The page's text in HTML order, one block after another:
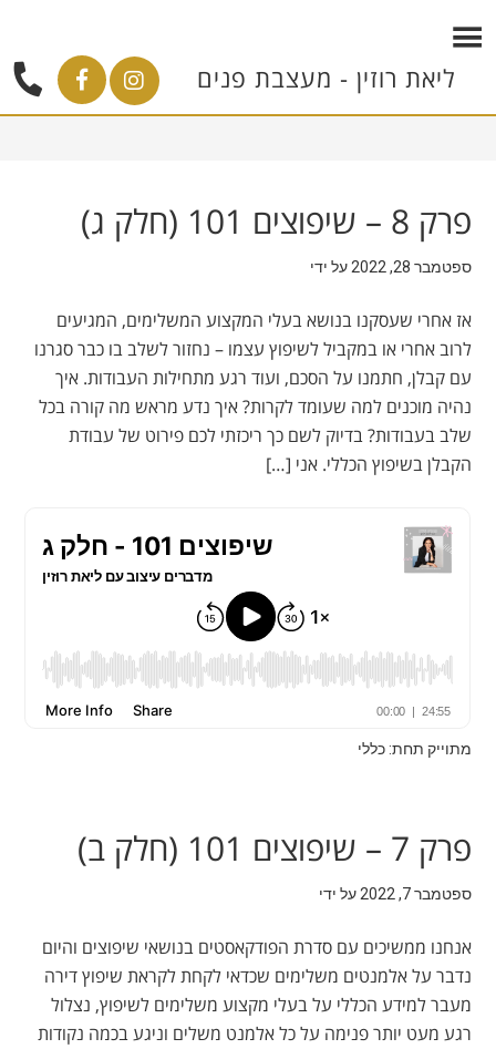
ליאת רוזין - מעצבת פנים
פרק 8 – שיפוצים 101 (חלק ג)
ספטמבר 28, 2022 על ידי
אז אחרי שעסקנו בנושא בעלי המקצוע המשלימים, המגיעים
לרוב אחרי או במקביל לשיפוץ עצמו – נחזור לשלב בו כבר סגרנו
עם קבלן, חתמנו על הסכם, ועוד רגע מתחילות העבודות. איך
נהיה מוכנים למה שעומד לקרות? איך נדע מראש מה קורה בכל
שלב בעבודות? בדיוק לשם כך ריכזתי לכם פירוט של עבודת
הקבלן בשיפוץ הכללי. אני […]
מתוייק תחת: כללי
פרק 7 – שיפוצים 101 (חלק ב)
ספטמבר 7, 2022 על ידי
אנחנו ממשיכים עם סדרת הפודקאסטים בנושאי שיפוצים והיום
נדבר על אלמנטים משלימים שכדאי לקחת לקראת שיפוץ דירה
מעבר למידע הכללי על בעלי מקצוע משלימים לשיפוץ, נצלול
רגע מעט יותר פנימה על כל אלמנט משלים וניגע בכמה נקודות